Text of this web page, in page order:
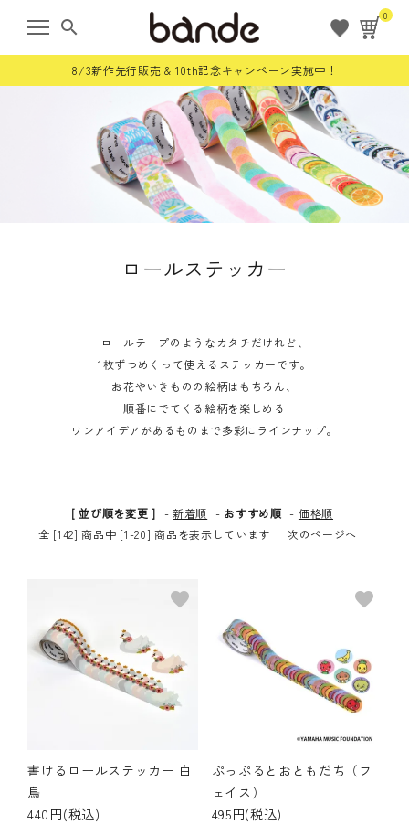
search
0
8/3新作先行販売 & 10th記念キャンペーン実施中！
ようこそ ゲスト 様
person 会員登録
ロールステッカー
その他の商品
ご利用ガイド／よくあるご質問
マイページ
企業（法人）の皆様へ
ロールステッカー
ロールテープのようなカタチだけれど、
1枚ずつめくって使えるステッカーです。
お花やいきものの絵柄はもちろん、
順番にでてくる絵柄を楽しめる
ワンアイデアがあるものまで多彩にラインナップ。
[ 並び順を変更 ] -新着順 - おすすめ順 - 価格順
全 [142] 商品中 [1-20] 商品を表示しています
次のページへ
書けるロールステッカー 白
鳥
440円(税込)
favorite
ぷっぷるとおともだち（フ
ェイス）
495円(税込)
favorite